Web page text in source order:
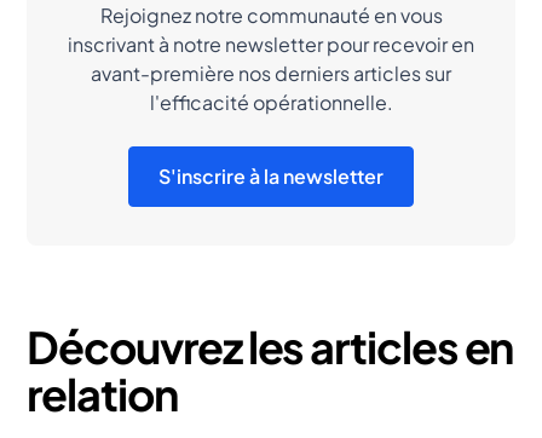
Rejoignez notre communauté en vous
inscrivant à notre newsletter pour recevoir en
avant-première nos derniers articles sur
l'efficacité opérationnelle.
S'inscrire à la newsletter
Découvrez les articles en
relation